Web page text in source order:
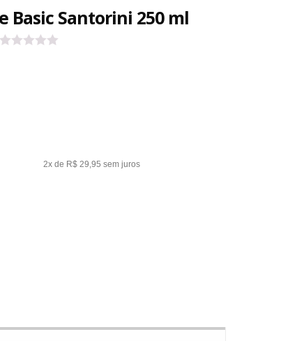
Basic Santorini 250 ml
2x de R$ 29,95 sem juros